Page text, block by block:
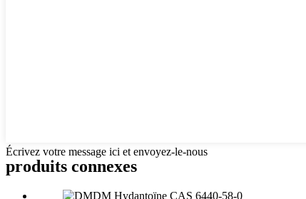
Écrivez votre message ici et envoyez-le-nous
produits connexes